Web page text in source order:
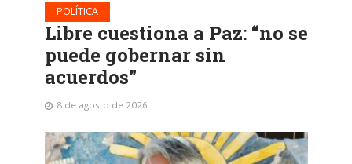
POLÍTICA
Libre cuestiona a Paz: “no se
puede gobernar sin
acuerdos”
8 de agosto de 2026